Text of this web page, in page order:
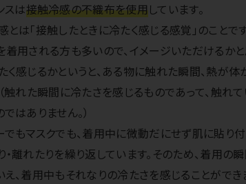
スは接触冷感の不織布を使用しています。
とは「接触したときに冷たく感じる感覚」のことで
着用される方も多いので、イメージいただけるかと
く感じるかというと、ある物に触れた瞬間、熱が
（触れた瞬間に冷たさを感じるものであって、触れ
はありません。）
でもマスクでも、着用中に微動だにせず肌に貼り
・離れたりを繰り返しています。そのため、着用の
え、着用中もそれなりの冷たさを感じることができ